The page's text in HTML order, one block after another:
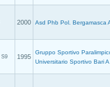
2000 Asd Phb Pol. Bergamasca
S9 1995
Gruppo Sportivo
Universitario Sportivo Bari